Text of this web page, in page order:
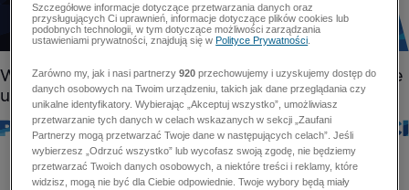
Szczegółowe informacje dotyczące przetwarzania danych oraz
przysługujących Ci uprawnień, informacje dotyczące plików cookies lub
podobnych technologii, w tym dotyczące możliwości zarządzania
ustawieniami prywatności, znajdują się wPolityce Prywatności
Zarówno my, jak i nasi partnerzy920 przechowujemy i uzyskujemy dostęp do
danych osobowych na Twoim urządzeniu, takich jak dane przeglądania czy
unikalne identyfikatory. Wybierając „Akceptuj wszystko”, umożliwiasz
przetwarzanie tych danych w celach wskazanych w sekcji „Zaufani
Partnerzy mogą przetwarzać Twoje dane w następujących celach”. Jeśli
wybierzesz „Odrzuć wszystko” lub wycofasz swoją zgodę, nie będziemy
przetwarzać Twoich danych osobowych, a niektóre treści i reklamy, które
widzisz, mogą nie być dla Ciebie odpowiednie. Twoje wybory będą miały